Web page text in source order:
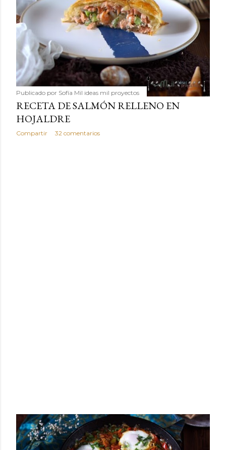
Publicado por Sofía Mil ideas mil proyectos
RECETA DE SALMÓN RELLENO EN
HOJALDRE
Compartir 32 comentarios